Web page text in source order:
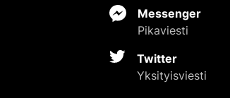
Messenger
Pikaviesti
Twitter
Yksityisviesti